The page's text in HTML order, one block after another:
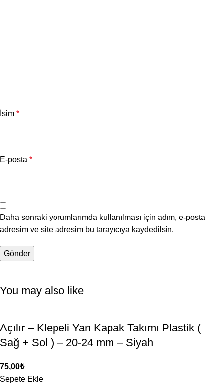
İsim *
E-posta *
Daha sonraki yorumlarımda kullanılması için adım, e-posta
adresim ve site adresim bu tarayıcıya kaydedilsin.
You may also like
Açılır – Klepeli Yan Kapak Takımı Plastik (
Sağ + Sol ) – 20-24 mm – Siyah
75,00₺
Sepete Ekle